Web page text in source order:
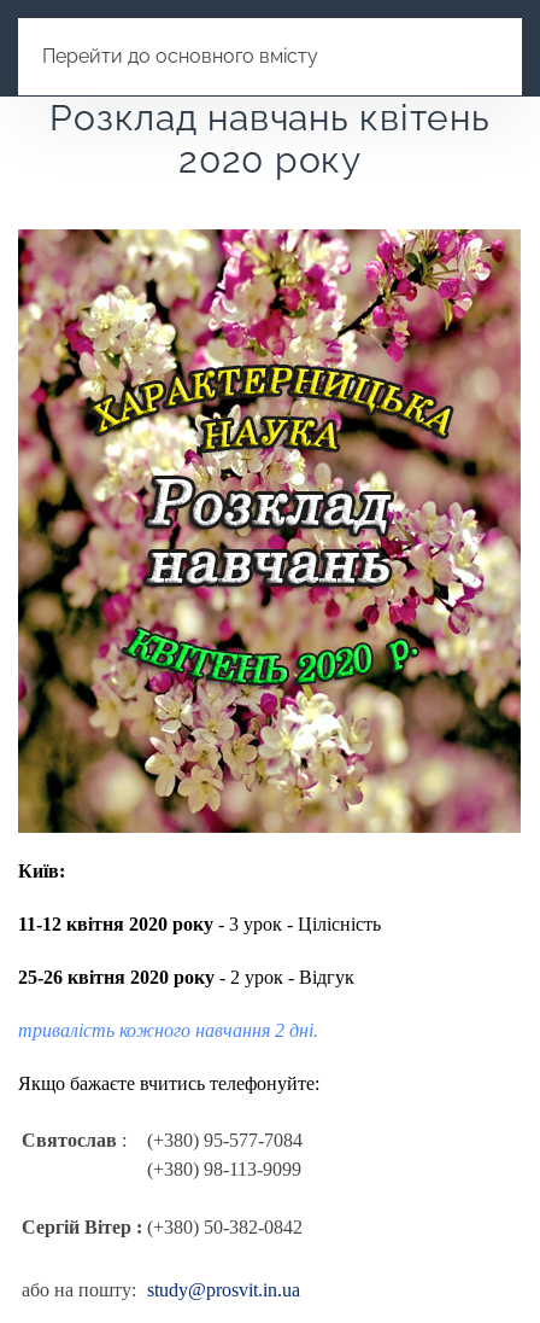
Перейти до основного вмісту
Розклад навчань квітень
2020 року
Київ:
11-12 квітня 2020 року - 3 урок - Цілісність
25-26 квітня 2020 року - 2 урок - Відгук
тривалість кожного навчання 2 дні.
Якщо бажаєте вчитись телефонуйте:
Святослав :
(+380) 95-577-7084
(+380) 98-113-9099
Сергій Вітер : (+380) 50-382-0842
або на пошту: study@prosvit.in.ua